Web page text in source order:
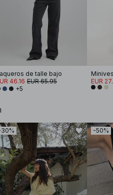
de talle bajo
46.16 EUR 65.95
+5
EUR
-50%